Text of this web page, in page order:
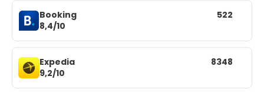
Booking
8,4/10
522
Expedia
9,2/10
8348